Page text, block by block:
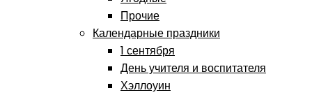
Прочие
Календарные праздники
1 сентября
День учителя и воспитателя
Хэллоуин